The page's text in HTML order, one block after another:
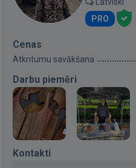
PRO
Cenas
Atkritumu savākšana
Darbu piemēri
Kontakti